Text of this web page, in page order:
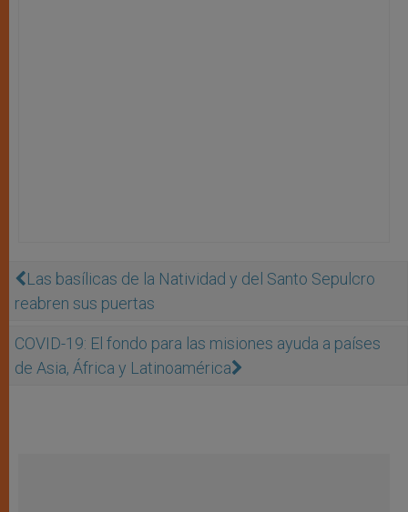
Las basílicas de la Natividad y del Santo Sepulcro
reabren sus puertas
COVID-19: El fondo para las misiones ayuda a países
de Asia, África y Latinoamérica